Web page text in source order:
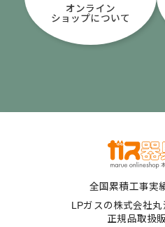
オンライン
ショップについて
全国累積工事実
LPガスの株式会社
正規品取扱